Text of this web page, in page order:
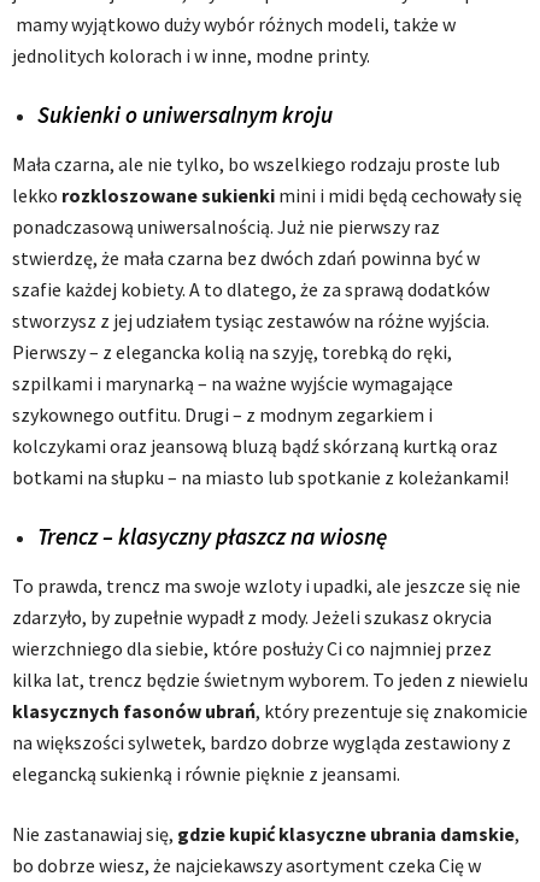
mamy wyjątkowo duży wybór różnych modeli, także w
jednolitych kolorach i w inne, modne printy.
Sukienki o uniwersalnym kroju
Mała czarna, ale nie tylko, bo wszelkiego rodzaju proste lub
lekko rozkloszowane sukienki mini i midi będą cechowały się
ponadczasową uniwersalnością. Już nie pierwszy raz
stwierdzę, że mała czarna bez dwóch zdań powinna być w
szafie każdej kobiety. A to dlatego, że za sprawą dodatków
stworzysz z jej udziałem tysiąc zestawów na różne wyjścia.
Pierwszy – z elegancka kolią na szyję, torebką do ręki,
szpilkami i marynarką – na ważne wyjście wymagające
szykownego outfitu. Drugi – z modnym zegarkiem i
kolczykami oraz jeansową bluzą bądź skórzaną kurtką oraz
botkami na słupku – na miasto lub spotkanie z koleżankami!
Trencz – klasyczny płaszcz na wiosnę
To prawda, trencz ma swoje wzloty i upadki, ale jeszcze się nie
zdarzyło, by zupełnie wypadł z mody. Jeżeli szukasz okrycia
wierzchniego dla siebie, które posłuży Ci co najmniej przez
kilka lat, trencz będzie świetnym wyborem. To jeden z niewielu
klasycznych fasonów ubrań, który prezentuje się znakomicie
na większości sylwetek, bardzo dobrze wygląda zestawiony z
elegancką sukienką i równie pięknie z jeansami.
Nie zastanawiaj się, gdzie kupić klasyczne ubrania damskie,
bo dobrze wiesz, że najciekawszy asortyment czeka Cię w